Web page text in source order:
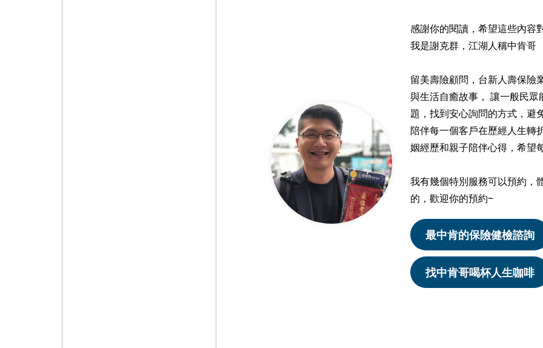
感謝你的閱讀，希望這些內容
我是謝克群，江湖人稱中肯哥
留美壽險顧問，台新人壽保險
與生活自癒故事， 讓一般民
題，找到安心詢問的方式，避
陪伴每一個客戶在歷經人生轉
姻經歷和親子陪伴心得，希望
我有幾個特別服務可以預約，
的，歡迎你的預約~
最中肯的保險健檢諮詢
找中肯哥喝杯人生咖啡